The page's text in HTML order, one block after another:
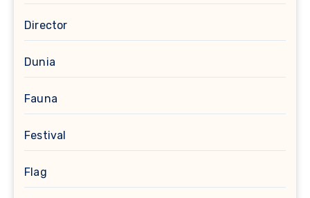
Director
Dunia
Fauna
Festival
Flag